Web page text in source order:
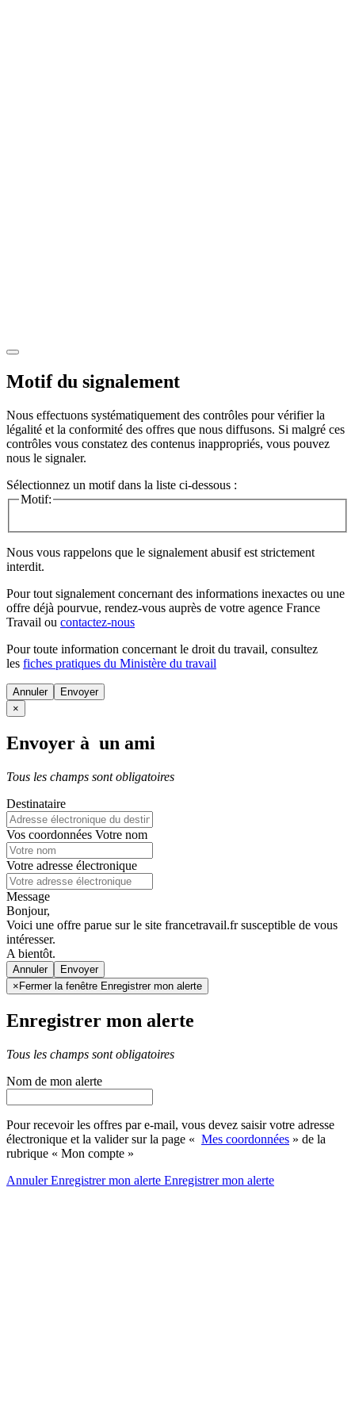
Motif du signalement
Nous effectuons systématiquement des contrôles pour vérifier la
légalité et la conformité des offres que nous diffusons. Si malgré ces
contrôles vous constatez des contenus inappropriés, vous pouvez
nous le signaler.
Sélectionnez un motif dans la liste ci-dessous :
Motif:
Nous vous rappelons que le signalement abusif est strictement
interdit.
Pour tout signalement concernant des informations inexactes ou une
offre déjà pourvue, rendez-vous auprès de votre agence France
Travail ou contactez-nous
Pour toute information concernant le droit du travail, consultez
les fiches pratiques du Ministère du travail
Annuler
×
Envoyer à un ami
Tous les champs sont obligatoires
Destinataire
Vos coordonnées Votre nom
Votre adresse électronique
Message
Bonjour,
Voici une offre parue sur le site francetravail.fr susceptible de vous
intéresser.
A bientôt.
Annuler
× Fermer la fenêtre Enregistrer mon alerte
Enregistrer mon alerte
Tous les champs sont obligatoires
Nom de mon alerte
Pour recevoir les offres par e-mail, vous devez saisir votre adresse
électronique et la valider sur la page « Mes coordonnées » de la
rubrique « Mon compte »
AnnulerEnregistrer mon alerte Enregistrermon alerte